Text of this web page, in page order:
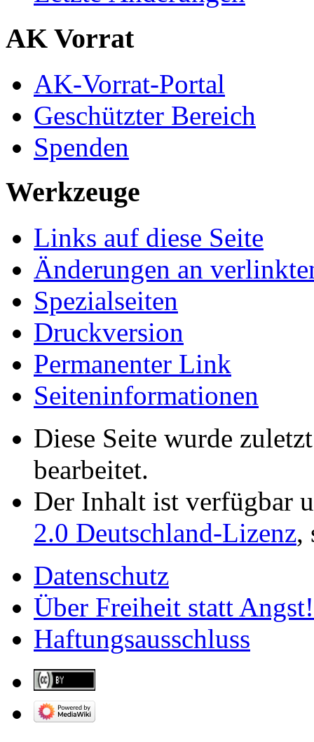
AK Vorrat
AK-Vorrat-Portal
Geschützter Bereich
Spenden
Werkzeuge
Links auf diese Seite
Änderungen an
Spezialseiten
Druckversion
Permanenter Link
Seiten­­informationen
Diese Seite wurde
bearbeitet.
Der Inhalt ist verfügbar
2.0 Deutschland-Lizenz,
Datenschutz
Über Freiheit statt Angst!
Haftungsausschluss